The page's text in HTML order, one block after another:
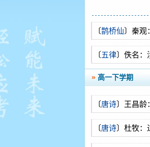
〔鹊桥仙〕秦观
〔五律〕佚名：
» 高一下学期
〔唐诗〕王昌龄
〔唐诗〕杜牧：